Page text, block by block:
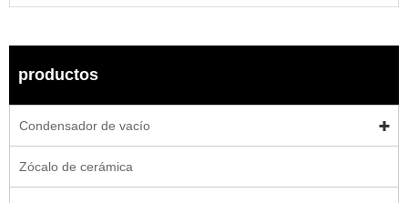
productos
Condensador de vacío
Zócalo de cerámica